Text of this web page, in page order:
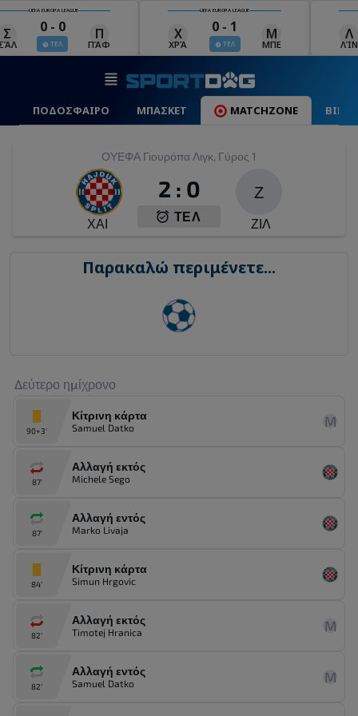
UEFA EUROPA LEAGUE
Σ 0 - 0
ΤΕΛ
Π
ΠΆΦ
UEFA EUROPA LEAGUE
Χ
ΧΡΆ
0 - 1
ΤΕΛ
Μ
ΜΠΕ
Λ
ΛΊΝ
ΠΟΔΟΣΦΑΙΡΟ ΜΠΑΣΚΕΤ MATCHZONE
ΟΥΕΦΑ Γιουρόπα Λιγκ, Γύρος 1
ΧΑΙ
2 : 0
ΤΕΛ
Ζ
ΖΙΛ
Παρακαλώ περιμένετε...
Δεύτερο ημίχρονο
90+3'
Κίτρινη κάρτα
Samuel Datko M
87'
Αλλαγή εκτός
Michele Sego
87'
Αλλαγή εντός
Marko Livaja
84'
Κίτρινη κάρτα
Simun Hrgovic
82'
Αλλαγή εκτός
Timotej Hranica M
82'
Αλλαγή εντός
Samuel Datko M